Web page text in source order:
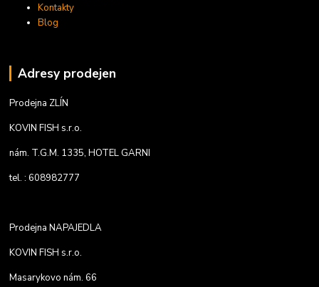
Kontakty
Blog
Adresy prodejen
Prodejna ZLÍN
KOVIN FISH s.r.o.
nám. T.G.M. 1335, HOTEL GARNI
tel. : 608982777
Prodejna NAPAJEDLA
KOVIN FISH s.r.o.
Masarykovo nám. 66